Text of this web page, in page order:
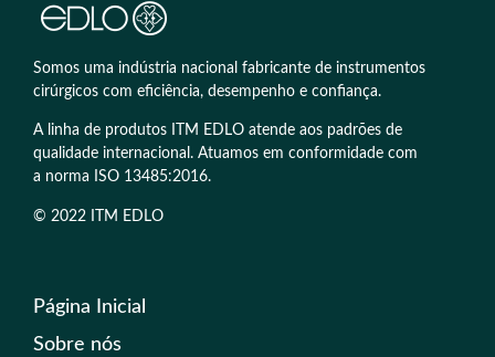
Somos uma indústria nacional fabricante de instrumentos
cirúrgicos com eficiência, desempenho e confiança.
A linha de produtos ITM EDLO atende aos padrões de
qualidade internacional. Atuamos em conformidade com
a norma ISO 13485:2016.
© 2022 ITM EDLO
Página Inicial
Sobre nós